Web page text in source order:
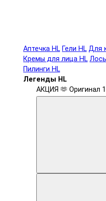
Аптечка HL Гели HL Для
Кремы для лица HL
Пилинги HL
Легенды HL
АКЦИЯ 🫶 Оригинал